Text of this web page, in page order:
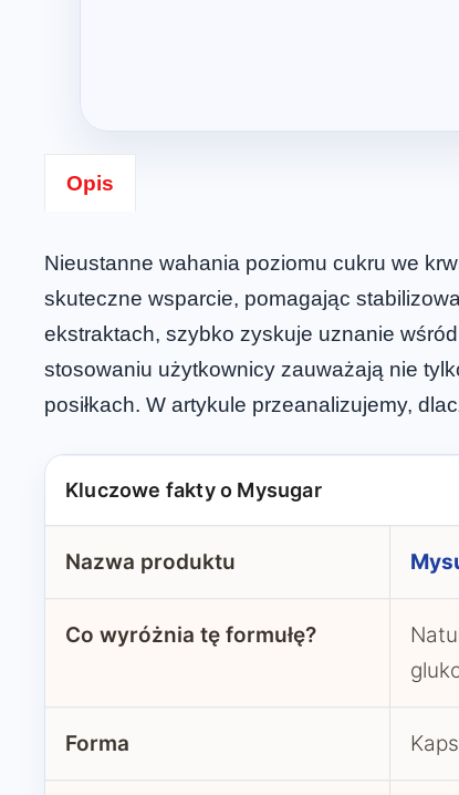
Opis
Nieustanne wahania poziomu cukru we
skuteczne wsparcie, pomagając
ekstraktach, szybko zyskuje uznanie
stosowaniu użytkownicy zauważają nie
posiłkach. W artykule przeanalizujemy,
Kluczowe fakty o Mysugar
Nazwa produktu
Co wyróżnia tę formułę?
Forma